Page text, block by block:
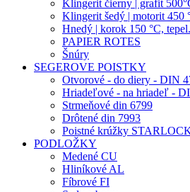
Klingerit čierny | grafit
Klingerit šedý | motorit 450
Hnedý | korok 150 °C,
PAPIER ROTES
Šnúry
SEGEROVE POISTKY
Otvorové - do diery - DIN
Hriadeľové - na hriadeľ -
Strmeňové din 6799
Drôtené din 7993
Poistné krúžky
PODLOŽKY
Medené CU
Hliníkové AL
Fíbrové FI